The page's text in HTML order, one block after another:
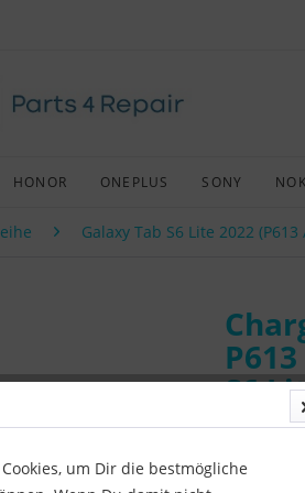
HONOR ONEPLUS SONY
Galaxy Tab S6 Lite 2022 (P613
S6
um Dir die bestmögliche